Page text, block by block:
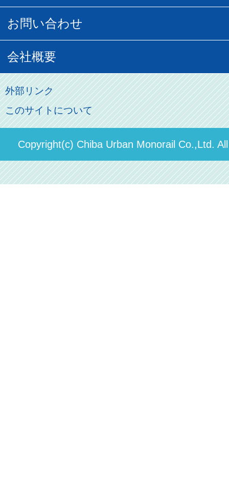
記念切符
割引制度
その他のご案内
パスモのご案内
葭川となみグッズ
初音ミクグッズ
俺の妹。
広告募集
直営駐車場パーク＆ライド
ステーションギャラリー
駅構内出店者様募集
営業距離世界最長
モノちゃん
お問い合わせ
お客様の声
よくあるご質問
お問い合わせ先
会社概要
会社概要
社長ごあいさつ
決算概要
輸送人員の推移（PDF）
外部リンク
このサイトについて
Copyright(c) Chiba Urban Monorail Co.,Ltd.